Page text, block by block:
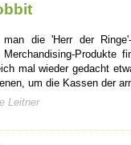
man die 'Herr der
Merchandising-Produkte
mal wieder gedacht
um die Kassen der
Leitner